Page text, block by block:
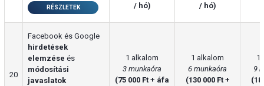
RÉSZLETEK
/ hó)
/ hó)
20
Facebook és Google
hirdetések
elemzése és
módosítási
javaslatok
1 alkalom
3 munkaóra
(75 000 Ft + áfa
1 alkalom
6 munkaóra
(130 000 Ft +
1
9